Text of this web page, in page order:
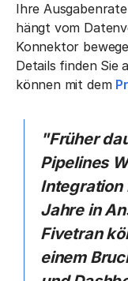
Ihre
hängt vom
Konnektor
Details finden Sie
können mit dem
"Früher
Pipelines
Integration
Jahre in
Fivetran
einem